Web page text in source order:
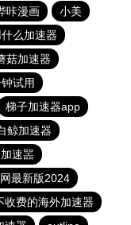
咔漫画
小美
么加速器
菇加速器
试用
梯子加速器app
鲸加速器
速噐
最新版2024
收费的海外加速器